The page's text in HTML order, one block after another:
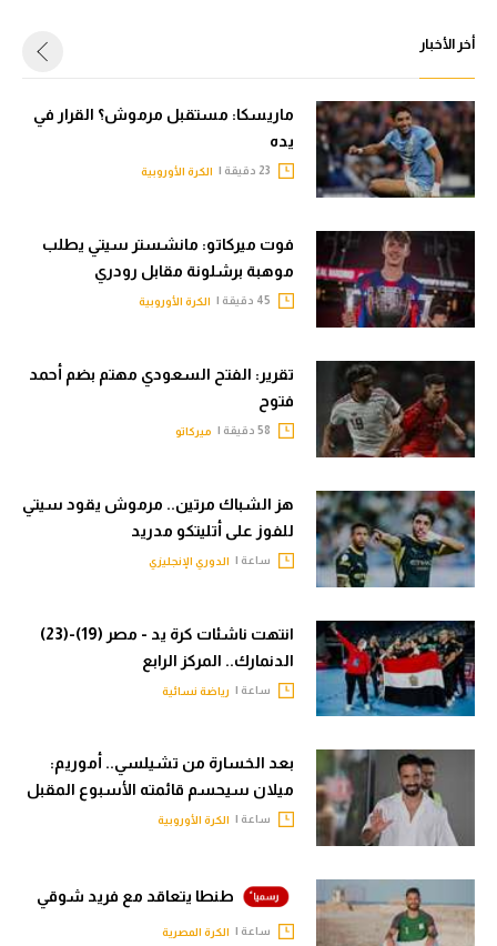
أخر الأخبار
ماريسكا: مستقبل مرموش؟ القرار في
يده
الكرة الأوروبية
فوت ميركاتو: مانشستر سيتي يطلب
موهبة برشلونة مقابل رودري
الكرة الأوروبية
تقرير: الفتح السعودي مهتم بضم أحمد
فتوح
ميركاتو
هز الشباك مرتين.. مرموش يقود سيتي
للفوز على أتليتكو مدريد
ساعة | الدوري الإنجليزي
انتهت ناشئات كرة يد - مصر (19)-(23)
الدنمارك.. المركز الرابع
ساعة | رياضة نسائية
بعد الخسارة من تشيلسي.. أموريم:
ميلان سيحسم قائمته الأسبوع المقبل
ساعة | الكرة الأوروبية
طنطا يتعاقد مع فريد شوقي
ساعة | الكرة المصرية